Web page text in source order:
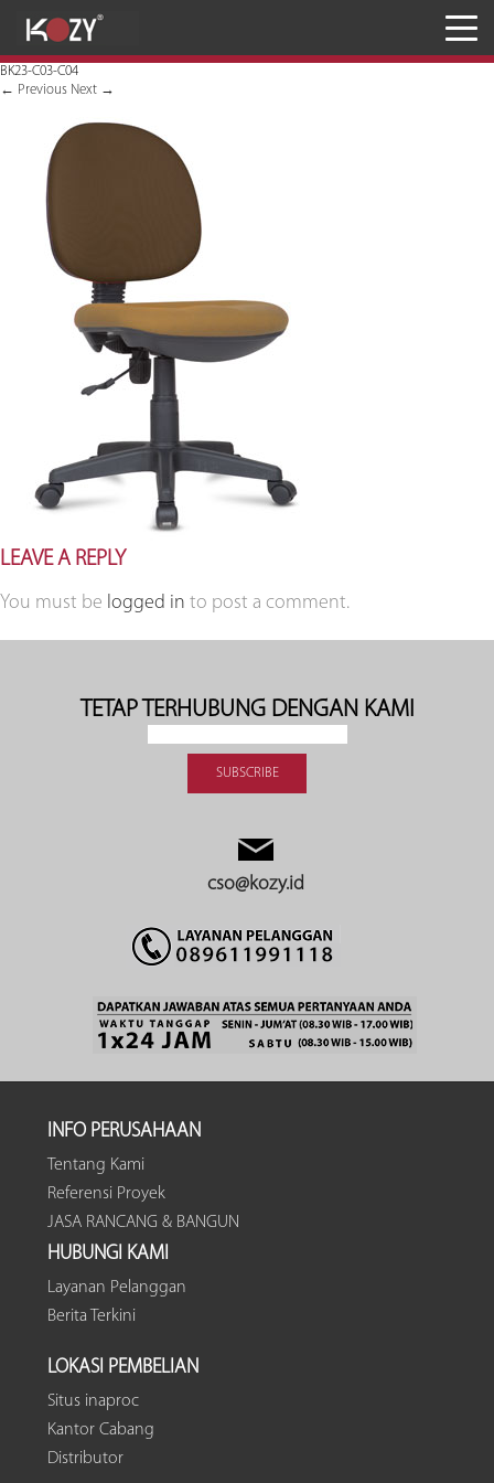
BK23-C03-C04
← Previous Next →
LEAVE A REPLY
You must be logged in to post a comment.
TETAP TERHUBUNG DENGAN KAMI
cso@kozy.id
INFO PERUSAHAAN
Tentang Kami
Referensi Proyek
JASA RANCANG & BANGUN
HUBUNGI KAMI
Layanan Pelanggan
Berita Terkini
LOKASI PEMBELIAN
Situs inaproc
Kantor Cabang
Distributor
Penyimpanan
JASA RANCANG & BANGUN
Inaproc Site